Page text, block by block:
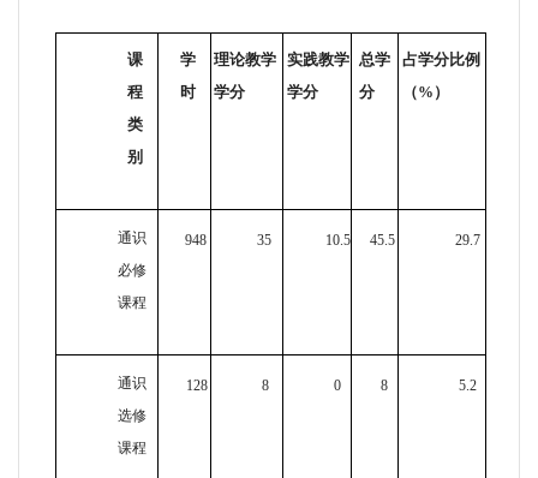
课
程
类
别
学
时
理论教学
学分
实践教学
学分
总学
分
占学分比例
（% ）
通识
必修
课程
948 35 10.5 45.5 29.7
通识
选修
课程
128 8 0 8 5.2